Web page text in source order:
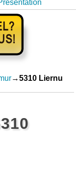
→5310 Liernu